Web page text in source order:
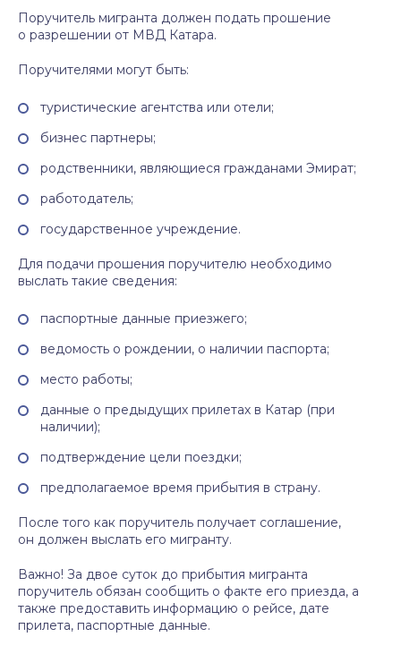
Поручитель мигранта должен подать прошение
о разрешении от МВД Катара.
Поручителями могут быть:
туристические агентства или отели;
бизнес партнеры;
родственники, являющиеся гражданами Эмират;
работодатель;
государственное учреждение.
Для подачи прошения поручителю необходимо
выслать такие сведения:
паспортные данные приезжего;
ведомость о рождении, о наличии паспорта;
место работы;
данные о предыдущих прилетах в Катар (при
наличии);
подтверждение цели поездки;
предполагаемое время прибытия в страну.
После того как поручитель получает соглашение,
он должен выслать его мигранту.
Важно! За двое суток до прибытия мигранта
поручитель обязан сообщить о факте его приезда, а
также предоставить информацию о рейсе, дате
прилета, паспортные данные.